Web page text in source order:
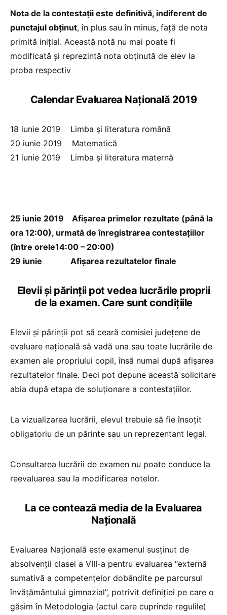
Nota de la contestații este definitivă, indiferent de
punctajul obținut, în plus sau în minus, față de nota
primită inițial. Această notă nu mai poate fi
modificată și reprezintă nota obținută de elev la
proba respectiv
Calendar Evaluarea Națională 2019
18 iunie 2019 Limba și literatura română
20 iunie 2019 Matematică
21 iunie 2019 Limba și literatura maternă
25 iunie 2019 Afişarea primelor rezultate (până la
ora 12:00), urmată de înregistrarea contestațiilor
(între orele14:00 – 20:00)
29 iunie Afișarea rezultatelor finale
Elevii și părinții pot vedea lucrările proprii
de la examen. Care sunt condițiile
Elevii și părinții pot să ceară comisiei județene de
evaluare națională să vadă una sau toate lucrările de
examen ale propriului copil, însă numai după afișarea
rezultatelor finale. Deci pot depune această solicitare
abia după etapa de soluționare a contestațiilor.
La vizualizarea lucrării, elevul trebuie să fie însoțit
obligatoriu de un părinte sau un reprezentant legal.
Consultarea lucrării de examen nu poate conduce la
reevaluarea sau la modificarea notelor.
La ce contează media de la Evaluarea
Națională
Evaluarea Națională este examenul susținut de
absolvenții clasei a VIII-a pentru evaluarea “externă
sumativă a competențelor dobândite pe parcursul
învățământului gimnazial”, potrivit definiției pe care o
găsim în Metodologia (actul care cuprinde regulile)